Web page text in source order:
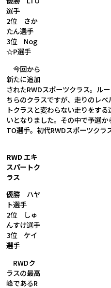
選手
2位 さか
たん選手
3位 Nog
☆P選手
今回から
新たに追加
されたRWDスポーツクラス。ル
ちらのクラスですが、走りのレ
トクラスと変わらない走りをす
いとなりました。その中で予選
TO選手。初代RWDスポーツクラ
RWD エキ
スパートク
ラス
優勝 ハヤ
ト選手
2位 しゅ
んすけ選手
3位 ケイ
選手
RWDク
ラスの最高峰であるRWDエキス
イレベルな争いが繰り広げられ、